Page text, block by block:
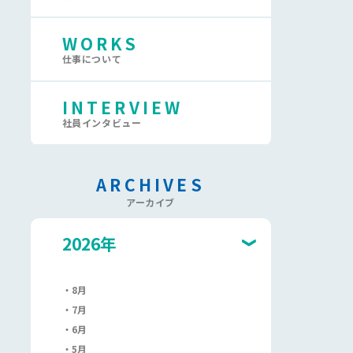
WORKS
仕事について
INTERVIEW
社員インタビュー
ARCHIVES
アーカイブ
2026年
8月
7月
6月
5月